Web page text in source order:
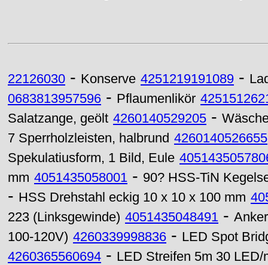
22126030 - Konserve 4251219191089 -
0683813957596 - Pflaumenlikör
Salatzange, geölt 4260140529205 -
7 Sperrholzleisten, halbrund 4260140526655
Spekulatiusform, 1 Bild, Eule
mm 4051435058001 - 90? HSS-TiN
- HSS Drehstahl eckig 10 x 10 x 100 mm
223 (Linksgewinde) 4051435048491 -
100-120V) 4260339998836 - LED Spot
4260365560694 - LED Streifen 5m 30